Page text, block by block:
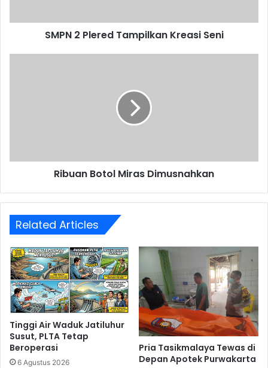
SMPN 2 Plered Tampilkan Kreasi Seni
Ribuan Botol Miras Dimusnahkan
Related Articles
Tinggi Air Waduk Jatiluhur
Susut, PLTA Tetap
Beroperasi
6 Agustus 2026
Pria Tasikmalaya Tewas di
Depan Apotek Purwakarta